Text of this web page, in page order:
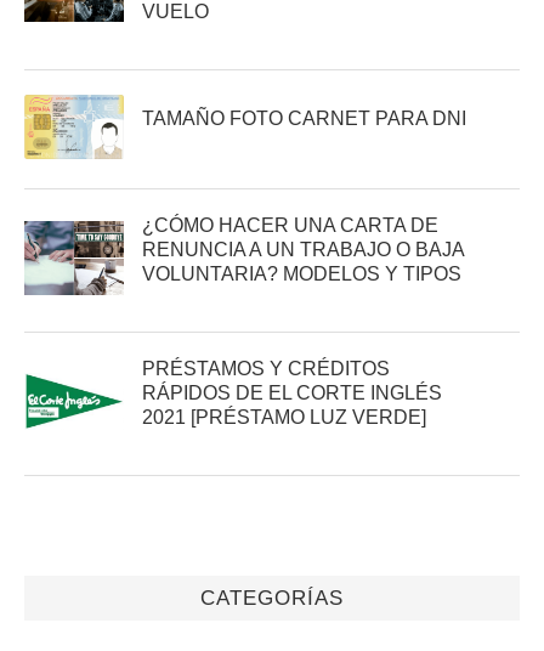
VUELO
TAMAÑO FOTO CARNET PARA DNI
¿CÓMO HACER UNA CARTA DE
RENUNCIA A UN TRABAJO O BAJA
VOLUNTARIA? MODELOS Y TIPOS
PRÉSTAMOS Y CRÉDITOS
RÁPIDOS DE EL CORTE INGLÉS
2021 [PRÉSTAMO LUZ VERDE]
CATEGORÍAS